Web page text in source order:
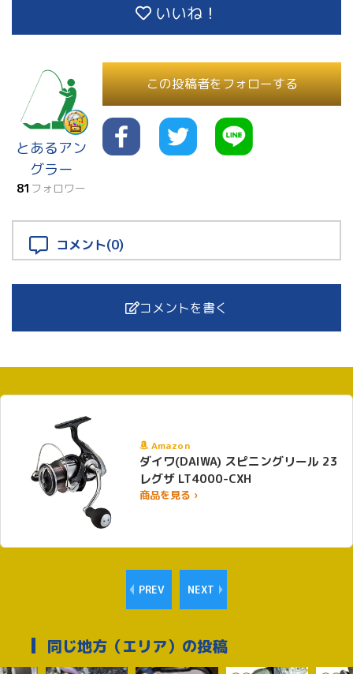
いいね！
とあるアン
グラー
81 フォロワー
この投稿者をフォローする
コメント(0)
コメントを書く
Amazon
ダイワ(DAIWA) スピニングリール 23
レグザ LT4000-CXH
商品を見る ›
PREV NEXT
同じ地方（エリア）の投稿